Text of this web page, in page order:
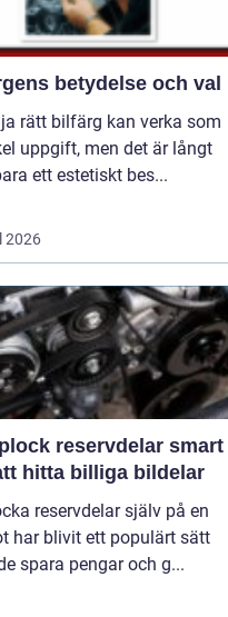
betydelse och val
rätt bilfärg kan verka som
uppgift, men det är långt
ett estetiskt bes...
2026
reservdelar smart
hitta billiga bildelar
reservdelar själv på en
har blivit ett populärt sätt
spara pengar och g...